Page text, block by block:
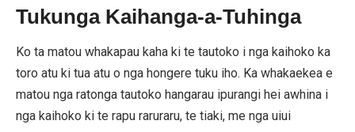
Tukunga Kaihanga-a-Tuhinga
Ko ta matou whakapau kaha ki te tautoko i nga kaihoko ka
toro atu ki tua atu o nga hongere tuku iho. Ka whakaekea e
matou nga ratonga tautoko hangarau ipurangi hei awhina i
nga kaihoko ki te rapu raruraru, te tiaki, me nga uiui